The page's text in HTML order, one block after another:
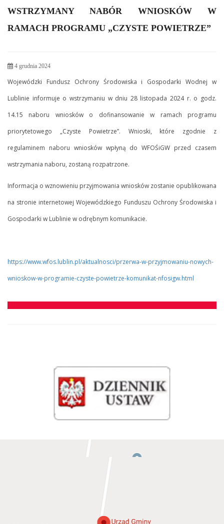
WSTRZYMANY NABÓR WNIOSKÓW W
RAMACH PROGRAMU „CZYSTE POWIETRZE”
4 grudnia 2024
Wojewódzki Fundusz Ochrony Środowiska i Gospodarki Wodnej w
Lublinie informuje o wstrzymaniu w dniu 28 listopada 2024 r. o godz.
14.15 naboru wniosków o dofinansowanie w ramach programu
priorytetowego „Czyste Powietrze”. Wnioski, które zgodnie z
regulaminem naboru wniosków wpłyną do WFOŚiGW przed czasem
wstrzymania naboru, zostaną rozpatrzone.
Informacja o wznowieniu przyjmowania wniosków zostanie opublikowana
na stronie internetowej Wojewódzkiego Funduszu Ochrony Środowiska i
Gospodarki w Lublinie w odrębnym komunikacie.
https://www.wfos.lublin.pl/aktualnosci/przerwa-w-przyjmowaniu-nowych-
wnioskow-w-programie-czyste-powietrze-komunikat-nfosigw.html